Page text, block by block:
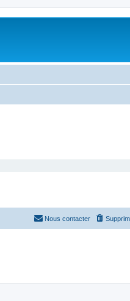
Nous contacter